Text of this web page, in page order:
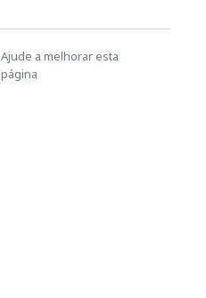
Ajude a melhorar esta
página